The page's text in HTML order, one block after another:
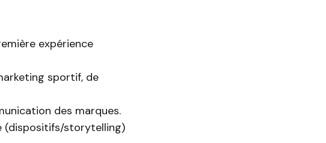
expérience
sportif, de
des marques.
(dispositifs/storytelling)